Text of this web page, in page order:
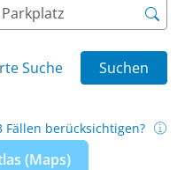
Suche Suchen
(Maps)
Fällen berücksichtigen?